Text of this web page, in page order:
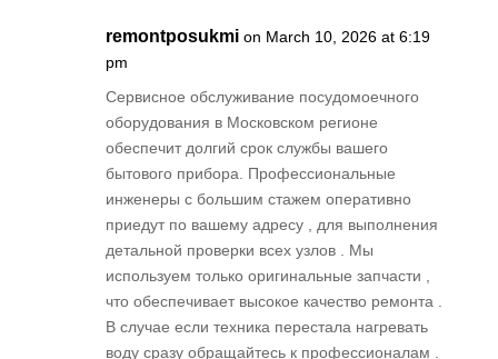
remontposukmi on March 10, 2026 at 6:19
pm
Сервисное обслуживание посудомоечного
оборудования в Московском регионе
обеспечит долгий срок службы вашего
бытового прибора. Профессиональные
инженеры с большим стажем оперативно
приедут по вашему адресу , для выполнения
детальной проверки всех узлов . Мы
используем только оригинальные запчасти ,
что обеспечивает высокое качество ремонта .
В случае если техника перестала нагревать
воду сразу обращайтесь к профессионалам .